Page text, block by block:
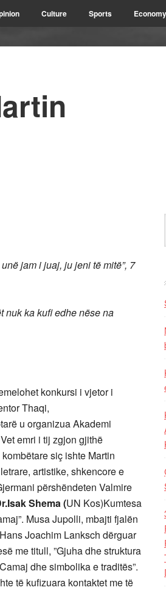
Culture Sports Economy
jam i juaj, ju jeni të mitë”, 7
nuk ka kufi edhe nëse na
konkursi i vjetor i
Thaqi,
u organizua Akademi
emri i tij zgjon gjithë
siç ishte Martin
artistike, shkencore e
përshëndeten Valmire
Shema (UN Kos)Kumtesa
Musa Jupolli, mbajti fjalën
Joachim Lanksch dërguar
me titull, ”Gjuha dhe struktura
dhe simbolika e traditës”.
të kufizuara kontaktet me të